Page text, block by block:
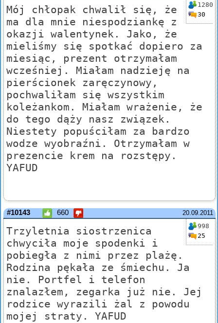
1280
30
Mój chłopak chwalił się, że
ma dla mnie niespodziankę z
okazji walentynek. Jako, że
mieliśmy się spotkać dopiero za
miesiąc, prezent otrzymałam
wcześniej. Miałam nadzieję na
pierścionek zaręczynowy,
pochwaliłam się wszystkim
koleżankom. Miałam wrażenie, że
do tego dąży nasz związek.
Niestety popuściłam za bardzo
wodze wyobraźni. Otrzymałam w
prezencie krem na rozstępy.
YAFUD
20.09.2011
#10143 660
998
25
Trzyletnia siostrzenica
chwyciła moje spodenki i
pobiegła z nimi przez plażę.
Rodzina pękała ze śmiechu. Ja
nie. Portfel i telefon
znalazłem, zegarka już nie. Jej
rodzice wyrazili żal z powodu
mojej straty. YAFUD